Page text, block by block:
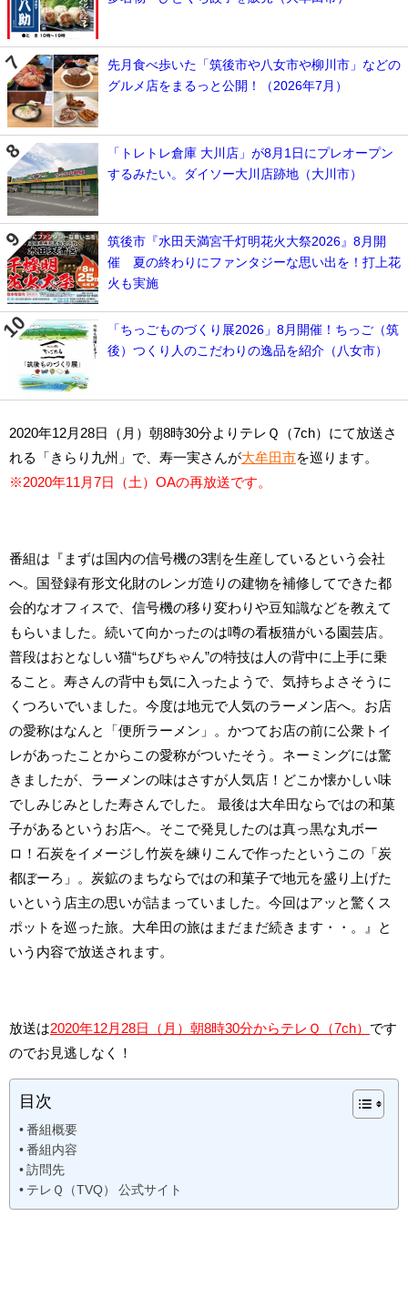
先月食べ歩いた「筑後市や八女市や柳川市」などの
グルメ店をまるっと公開！（2026年7月）
「トレトレ倉庫 大川店」が8月1日にプレオープン
するみたい。ダイソー大川店跡地（大川市）
筑後市『水田天満宮千灯明花火大祭2026』8月開
催 夏の終わりにファンタジーな思い出を！打上花
火も実施
「ちっごものづくり展2026」8月開催！ちっご（筑
後）つくり人のこだわりの逸品を紹介（八女市）
2020年12月28日（月）朝8時30分よりテレＱ（7ch）にて放送さ
れる「きらり九州」で、寿一実さんが大牟田市を巡ります。
※2020年11月7日（土）OAの再放送です。
番組は『まずは国内の信号機の3割を生産しているという会社
へ。国登録有形文化財のレンガ造りの建物を補修してできた都
会的なオフィスで、信号機の移り変わりや豆知識などを教えて
もらいました。続いて向かったのは噂の看板猫がいる園芸店。
普段はおとなしい猫“ちびちゃん”の特技は人の背中に上手に乗
ること。寿さんの背中も気に入ったようで、気持ちよさそうに
くつろいでいました。今度は地元で人気のラーメン店へ。お店
の愛称はなんと「便所ラーメン」。かつてお店の前に公衆トイ
レがあったことからこの愛称がついたそう。ネーミングには驚
きましたが、ラーメンの味はさすが人気店！どこか懐かしい味
でしみじみとした寿さんでした。 最後は大牟田ならではの和菓
子があるというお店へ。そこで発見したのは真っ黒な丸ボー
ロ！石炭をイメージし竹炭を練りこんで作ったというこの「炭
都ぼーろ」。炭鉱のまちならではの和菓子で地元を盛り上げた
いという店主の思いが詰まっていました。今回はアッと驚くス
ポットを巡った旅。大牟田の旅はまだまだ続きます・・。』と
いう内容で放送されます。
放送は2020年12月28日（月）朝8時30分からテレＱ（7ch） です
のでお見逃しなく！
目次
番組概要
番組内容
訪問先
テレＱ（TVQ） 公式サイト